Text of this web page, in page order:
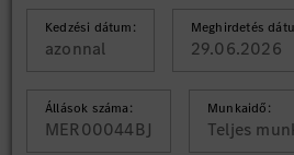
Kedzési dátum:
azonnal
Meghirdetés
29.06.2026
Állások száma:
MER00044BJ
Munkaidő:
Teljes